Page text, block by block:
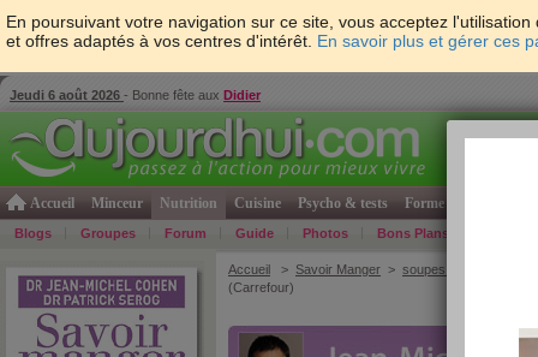
En poursuivant votre navigation sur ce site, vous acceptez
et offres adaptés à vos centres d'intérêt. En savoir plus et gérer ces
Jeudi 6 août 2026 - Bonne fête aux Didier
Accueil Minceur Nutrition Cuisine Psycho & tests Forme & santé
Blogs Groupes Forum Guide Photos Bons Plans
Accueil > Savoir Manger > soupes et potages
(Carrefour)